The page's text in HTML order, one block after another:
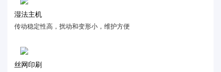
湿法主机
传动稳定性高，扰动和变形小，维护方便
丝网印刷